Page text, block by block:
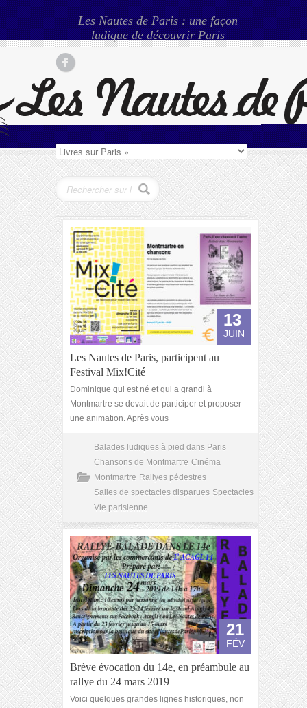
Les Nautes de Paris : une façon
ludique de découvrir Paris
13
JUIN
Les Nautes de Paris, participent au
Festival Mix!Cité
Dominique qui est né et qui a grandi à
Montmartre se devait de participer et proposer
une animation. Après vous
Balades ludiques à pied dans Paris
Chansons de Montmartre Cinéma
Montmartre Rallyes pédestres
Salles de spectacles disparues Spectacles
Vie parisienne
21
FÉV
Brève évocation du 14e, en préambule au
rallye du 24 mars 2019
Voici quelques grandes lignes historiques, non